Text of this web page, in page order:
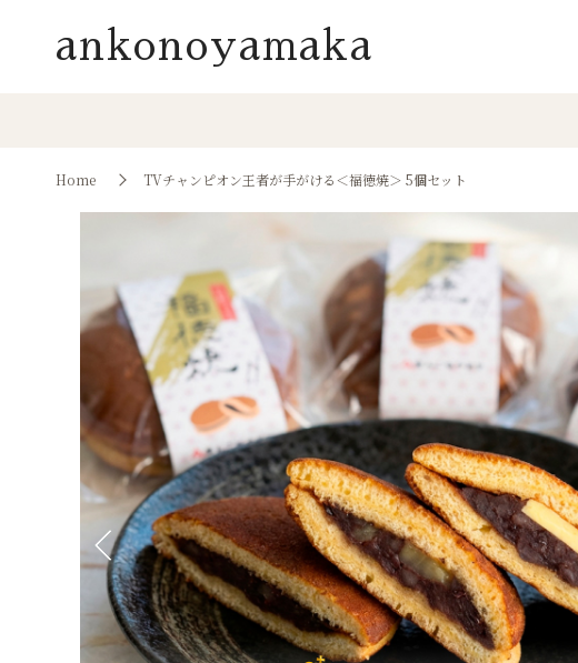
ankonoyamaka
Home TVチャンピオン王者が手がける＜福徳焼＞ 5個セット
Previous